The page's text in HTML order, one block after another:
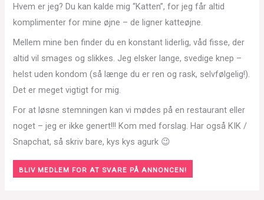
Hvem er jeg? Du kan kalde mig “Katten”, for jeg får altid
komplimenter for mine øjne – de ligner katteøjne.
Mellem mine ben finder du en konstant liderlig, våd fisse, der
altid vil smages og slikkes. Jeg elsker lange, svedige knep –
helst uden kondom (så længe du er ren og rask, selvfølgelig!).
Det er meget vigtigt for mig.
For at løsne stemningen kan vi mødes på en restaurant eller
noget – jeg er ikke genert!!! Kom med forslag. Har også KIK /
Snapchat, så skriv bare, kys kys agurk 😉
BLIV MEDLEM FOR AT SVARE PÅ ANNONCEN!